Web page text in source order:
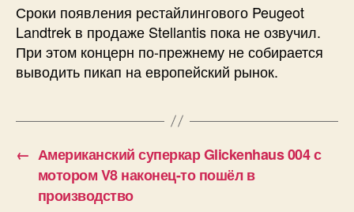
Сроки появления рестайлингового Peugeot
Landtrek в продаже Stellantis пока не озвучил.
При этом концерн по-прежнему не собирается
выводить пикап на европейский рынок.
← Американский суперкар Glickenhaus 004 с
мотором V8 наконец-то пошёл в
производство